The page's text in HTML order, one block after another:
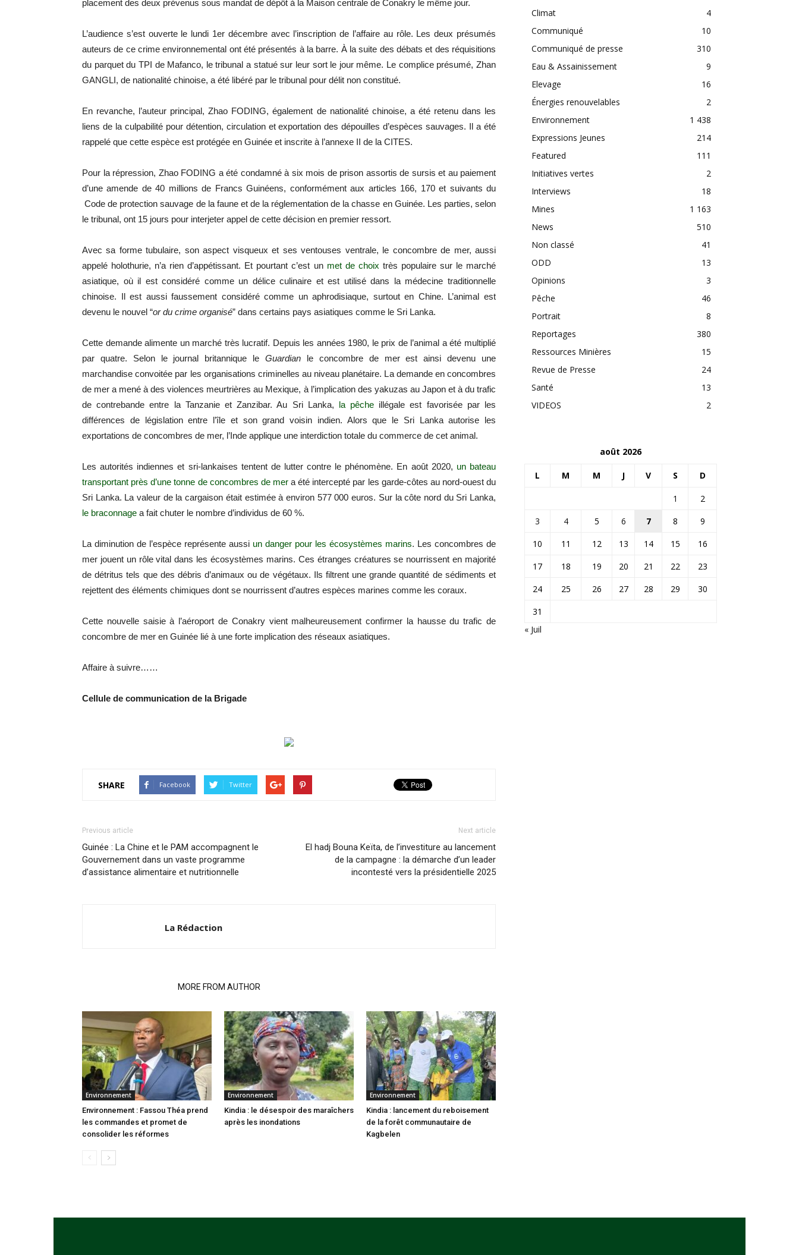
placement des deux prévenus sous mandat de dépôt à la Maison centrale de Conakry le même jour.
L’audience s’est ouverte le lundi 1er décembre avec l’inscription de l’affaire au rôle. Les deux présumés
auteurs de ce crime environnemental ont été présentés à la barre. À la suite des débats et des réquisitions
du parquet du TPI de Mafanco, le tribunal a statué sur leur sort le jour même. Le complice présumé, Zhan
GANGLI, de nationalité chinoise, a été libéré par le tribunal pour délit non constitué.
En revanche, l’auteur principal, Zhao FODING, également de nationalité chinoise, a été retenu dans les
liens de la culpabilité pour détention, circulation et exportation des dépouilles d’espèces sauvages. Il a été
rappelé que cette espèce est protégée en Guinée et inscrite à l’annexe II de la CITES.
Pour la répression, Zhao FODING a été condamné à six mois de prison assortis de sursis et au paiement
d’une amende de 40 millions de Francs Guinéens, conformément aux articles 166, 170 et suivants du
Code de protection sauvage de la faune et de la réglementation de la chasse en Guinée. Les parties, selon
le tribunal, ont 15 jours pour interjeter appel de cette décision en premier ressort.
Avec sa forme tubulaire, son aspect visqueux et ses ventouses ventrale, le concombre de mer, aussi
appelé holothurie, n’a rien d’appétissant. Et pourtant c’est un met de choix très populaire sur le marché
asiatique, où il est considéré comme un délice culinaire et est utilisé dans la médecine traditionnelle
chinoise. Il est aussi faussement considéré comme un aphrodisiaque, surtout en Chine. L’animal est
devenu le nouvel “or du crime organisé” dans certains pays asiatiques comme le Sri Lanka.
Cette demande alimente un marché très lucratif. Depuis les années 1980, le prix de l’animal a été multiplié
par quatre. Selon le journal britannique leGuardian le concombre de mer est ainsi devenu une
marchandise convoitée par les organisations criminelles au niveau planétaire. La demande en concombres
de mer a mené à des violences meurtrières au Mexique, à l’implication des yakuzas au Japon et à du trafic
de contrebande entre la Tanzanie et Zanzibar. Au Sri Lanka, la pêche illégale est favorisée par les
différences de législation entre l’île et son grand voisin indien. Alors que le Sri Lanka autorise les
exportations de concombres de mer, l’Inde applique une interdiction totale du commerce de cet animal.
Les autorités indiennes et sri-lankaises tentent de lutter contre le phénomène. En août 2020, un bateau
transportant près d’une tonne de concombres de mera été intercepté par les garde-côtes au nord-ouest du
Sri Lanka. La valeur de la cargaison était estimée à environ 577 000 euros. Sur la côte nord du Sri Lanka,
le braconnage a fait chuter le nombre d’individus de 60 %.
La diminution de l’espèce représente aussi un danger pour les écosystèmes marins. Les concombres de
mer jouent un rôle vital dans les écosystèmes marins. Ces étranges créatures se nourrissent en majorité
de détritus tels que des débris d’animaux ou de végétaux. Ils filtrent une grande quantité de sédiments et
rejettent des éléments chimiques dont se nourrissent d’autres espèces marines comme les coraux.
Cette nouvelle saisie à l’aéroport de Conakry vient malheureusement confirmer la hausse du trafic de
concombre de mer en Guinée lié à une forte implication des réseaux asiatiques.
Affaire à suivre……
Cellule de communication de la Brigade
SHARE Facebook Twitter
Previous article
Guinée : La Chine et le PAM accompagnent le
Gouvernement dans un vaste programme
d’assistance alimentaire et nutritionnelle
Next article
El hadj Bouna Keïta, de l’investiture au lancement
de la campagne : la démarche d’un leader
incontesté vers la présidentielle 2025
La Rédaction
MORE FROM AUTHOR
Environnement
Environnement : Fassou Théa prend
les commandes et promet de
consolider les réformes
Environnement
Kindia : le désespoir des maraîchers
après les inondations
Environnement
Kindia : lancement du reboisement
de la forêt communautaire de
Kagbelen
Climat
4
Communiqué
10
Communiqué de presse
310
Eau & Assainissement
9
Elevage
16
Énergies renouvelables
2
Environnement
1 438
Expressions Jeunes
214
Featured
111
Initiatives vertes
2
Interviews
18
Mines
1 163
News
510
Non classé
41
ODD
13
Opinions
3
Pêche
46
Portrait
8
Reportages
380
Ressources Minières
15
Revue de Presse
24
Santé
13
VIDEOS
2
août 2026
L M M J V S D
1
2
3
4 5 6 7 8
9
10
11 12 13 14 15
16
17
18 19 20 21 22
23
24
25 26 27 28 29
30
31
« Juil